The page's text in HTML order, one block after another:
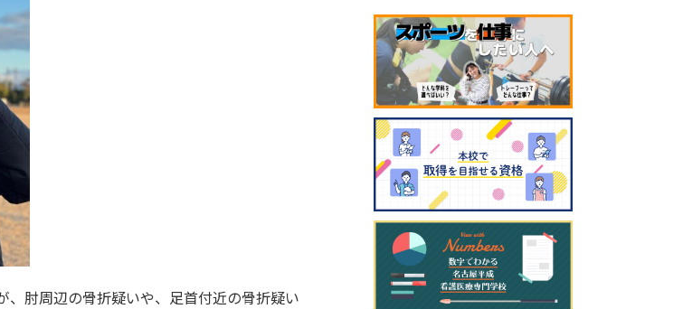
、肘周辺の骨折疑いや、足首付近の骨折疑い